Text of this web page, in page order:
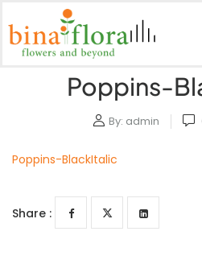
Poppins-
By: admin
Poppins-BlackItalic
Share :